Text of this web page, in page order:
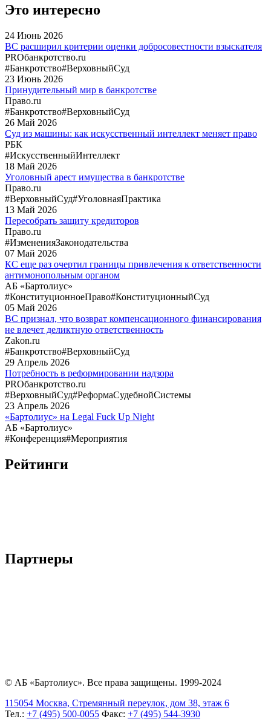
Это интересно
24 Июнь 2026
ВС расширил критерии оценки добросовестности взыскателя
PROбанкротство.ru
#Банкротство#ВерховныйСуд
23 Июнь 2026
Принудительный мир в банкротстве
Право.ru
#Банкротство#ВерховныйСуд
26 Май 2026
Суд из машины: как искусственный интеллект меняет право
РБК
#ИскусственныйИнтеллект
18 Май 2026
Уголовный арест имущества в банкротстве
Право.ru
#ВерховныйСуд#УголовнаяПрактика
13 Май 2026
Пересобрать защиту кредиторов
Право.ru
#ИзмененияЗаконодательства
07 Май 2026
КС еще раз очертил границы привлечения к ответственности
антимонопольным органом
АБ «Бартолиус»
#КонституционноеПраво#КонституционныйСуд
05 Май 2026
ВС признал, что возврат компенсационного финансирования
не влечет деликтную ответственность
Zakon.ru
#Банкротство#ВерховныйСуд
29 Апрель 2026
Потребность в реформировании надзора
PROбанкротство.ru
#ВерховныйСуд#РеформаСудебнойСистемы
23 Апрель 2026
«Бартолиус» на Legal Fuck Up Night
АБ «Бартолиус»
#Конференция#Мероприятия
Рейтинги
Партнеры
© АБ «Бартолиус». Все права защищены. 1999-2024
115054 Москва, Стремянный переулок, дом 38, этаж 6
Тел.: +7 (495) 500-0055 Факс: +7 (495) 544-3930